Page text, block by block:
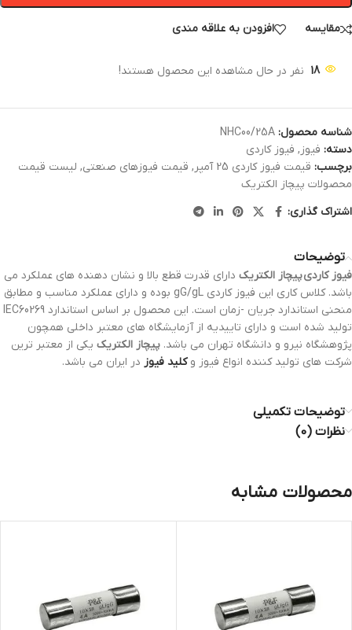
مقایسه افزودن به علاقه مندی
18 نفر در حال مشاهده این محصول هستند!
شناسه محصول: NHC00/25A
دسته: فیوز , فیوز کاردی
برچسب: قیمت فیوز کاردی 25 آمپر , قیمت فیوزهای صنعتی, لیست قیمت
محصولات پیچاز الکتریک
اشتراک گذاری:
توضیحات
فیوز کاردیپیچاز الکتریک دارای قدرت قطع بالا و نشان دهنده های عملکرد می
باشد. کلاس کاری این فیوز کاردی gG/gL بوده و دارای عملکرد مناسب و مطابق
منحنی استاندارد جریان -زمان است. این محصول بر اساس استاندارد IEC60269
تولید شده است و دارای تاییدیه از آزمایشگاه های معتبر داخلی همچون
پژوهشگاه نیرو و دانشگاه تهران می باشد. پیچاز الکتریک یکی از معتبر ترین
شرکت های تولید کننده انواع فیوز وکلید فیوز در ایران می باشد.
توضیحات تکمیلی
نظرات (0)
محصولات مشابه